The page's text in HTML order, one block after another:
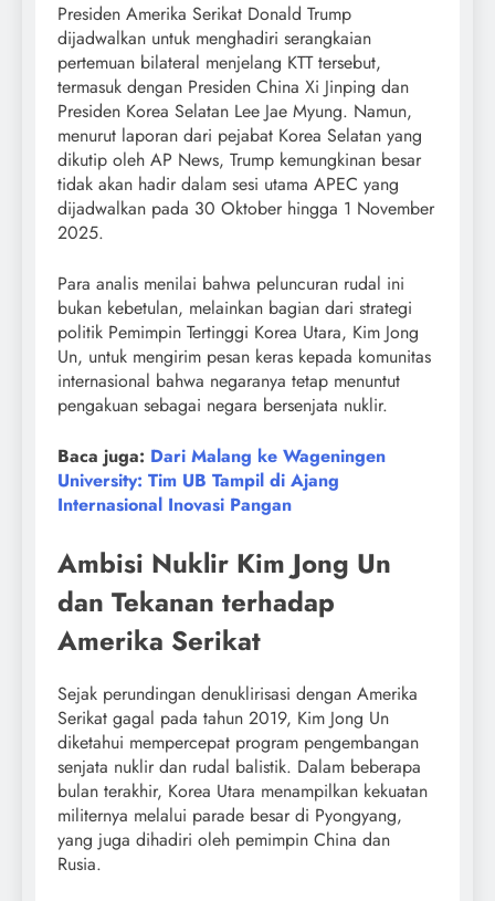
Presiden Amerika Serikat Donald Trump
dijadwalkan untuk menghadiri serangkaian
pertemuan bilateral menjelang KTT tersebut,
termasuk dengan Presiden China Xi Jinping dan
Presiden Korea Selatan Lee Jae Myung. Namun,
menurut laporan dari pejabat Korea Selatan yang
dikutip oleh AP News, Trump kemungkinan besar
tidak akan hadir dalam sesi utama APEC yang
dijadwalkan pada 30 Oktober hingga 1 November
2025.
Para analis menilai bahwa peluncuran rudal ini
bukan kebetulan, melainkan bagian dari strategi
politik Pemimpin Tertinggi Korea Utara, Kim Jong
Un, untuk mengirim pesan keras kepada komunitas
internasional bahwa negaranya tetap menuntut
pengakuan sebagai negara bersenjata nuklir.
Baca juga: Dari Malang ke Wageningen
University: Tim UB Tampil di Ajang
Internasional Inovasi Pangan
Ambisi Nuklir Kim Jong Un
dan Tekanan terhadap
Amerika Serikat
Sejak perundingan denuklirisasi dengan Amerika
Serikat gagal pada tahun 2019, Kim Jong Un
diketahui mempercepat program pengembangan
senjata nuklir dan rudal balistik. Dalam beberapa
bulan terakhir, Korea Utara menampilkan kekuatan
militernya melalui parade besar di Pyongyang,
yang juga dihadiri oleh pemimpin China dan
Rusia.